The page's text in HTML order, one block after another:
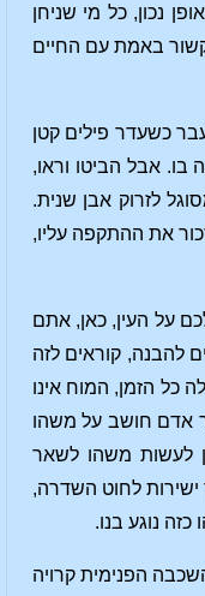
נכון, כל מי שניחן
קשור באמת עם החיים
כשעדר פילים קטן
אבל הביטו וראו,
לזרוק אבן שנית.
את ההתקפה עליו,
על העין, כאן, אתם
להבנה, קוראים לזה
כל הזמן, המוח אינו
אדם חושב על משהו
לעשות משהו לשאר
לחוט השדרה,
נוגע בנו.
הפנימית קרויה